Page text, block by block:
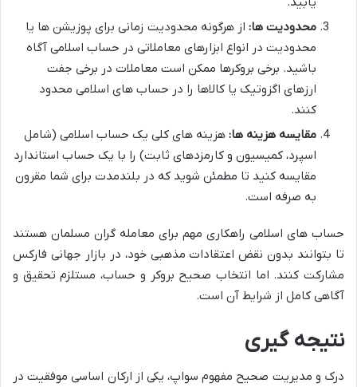
محدودیت ها: از هرگونه محدودیت زمانی برای پوزیشن ها یا
محدودیت در انواع ابزارهای معاملاتی در حساب اسلامی آگاه
باشید. برخی بروکرها ممکن است معاملات در برخی جفت
ارزهای اگزوتیک یا کالاها را در حساب های اسلامی محدود
کنند.
مقایسه هزینه ها: هزینه های کلی یک حساب اسلامی (شامل
اسپرد، کمیسیون و کارمزدهای ثابت) را با یک حساب استاندارد
مقایسه کنید تا مطمئن شوید که در بلندمدت برای شما مقرون
به صرفه است.
حساب های اسلامی راهکاری مهم برای معامله گران مسلمان هستند
تا بتوانند بدون نقض اعتقادات مذهبی خود، در بازار جهانی فارکس
مشارکت کنند. اما انتخاب صحیح بروکر و حساب، مستلزم تحقیق و
آگاهی کامل از شرایط آن است.
نتیجه گیری
درک و مدیریت صحیح مفهوم سواپ، یکی از ارکان اساسی موفقیت در